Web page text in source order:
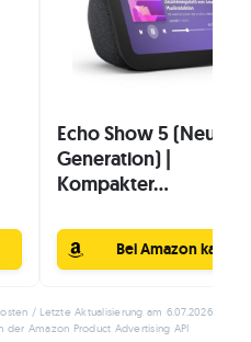
Echo Show 5
Generation) |
Kompakter...
Bei Amazon kaufen
/ Letzte Aktualisierung am 6.07.2026
der Amazon Product Advertising API